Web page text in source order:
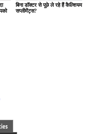
बिना डॉक्टर से पूछे ले रहे हैं कैल्शियम
सप्लीमेंट्स?